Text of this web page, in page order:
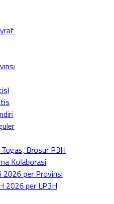
Brosur P3H
Kolaborasi
2026 per Provinsi
2026 per LP3H